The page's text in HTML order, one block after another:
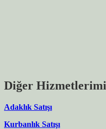
Diğer
Adaklık Satışı
Kurbanlık Satışı